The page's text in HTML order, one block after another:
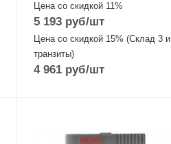
Цена со скидкой 11%
5 193руб/шт
Цена со скидкой 15% (Склад 3 и
транзиты)
4 961руб/шт